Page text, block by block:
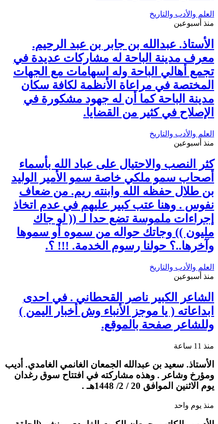
العلم والأدب والتاريخ
منذ أسبوعين
الأستاذ. عبدالله بن جابر بن عبد الرحيم.
معرف مدينة الباحة له مشاركات عديدة في
تجمع أهالي الباحة وله اسهامات مع الجهات
المختصة في مراعاة الأنظمة لكافة سكان
مدينة الباحة كما أن له جهود مشكورة في
الإصلاح في كثير من القضايا.
العلم والأدب والتاريخ
منذ أسبوعين
كثر النصب والاحتيال على عباد الله بأسماء
أصحاب سمو ملكي خاصة سمو الأمير الوليد
بن طلال حفظه الله وابنته ريم. من ضعاف
نفوس . وهنا عتب كبير عليهم في عدم اتخاذ
إجراءات ملموسة تضع حدا لـ (( لو جاك
مليون )) وجاتك حواله من سموه أو سموها
وآخرها..؟ حولنا رسوم الخدمة. !!! ؟.
العلم والأدب والتاريخ
منذ أسبوعين
الشاعر الكبير ناصر القحطاني . في احدى
ابداعاته ( يا موجز الأنباء وش أخبار اليمن )
وللشاعر صفحة بالموقع.
منذ 11 ساعة
الأستاذ. سعيد بن عبدالله الجمعان الغانمي الغامدي. أديب
ومؤرخ وشاعر . وهذه مشاركته في افتتاح سوق رغدان
يوم الاثنين الموافق 20 / 2/ 1448هـ .
منذ يوم واحد